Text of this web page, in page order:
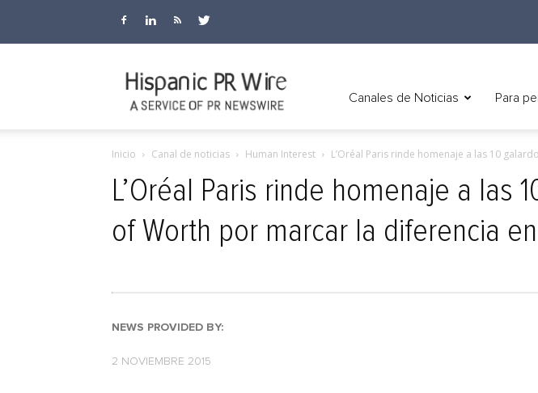
Canales de Noticias Para
Inicio Canal de noticias Human Interest L’Oréal Paris rinde homenaje a las 10
L’Oréal Paris rinde homenaje a las
of Worth por marcar la diferencia
NEWS PROVIDED BY:
2 NOVIEMBRE 2015